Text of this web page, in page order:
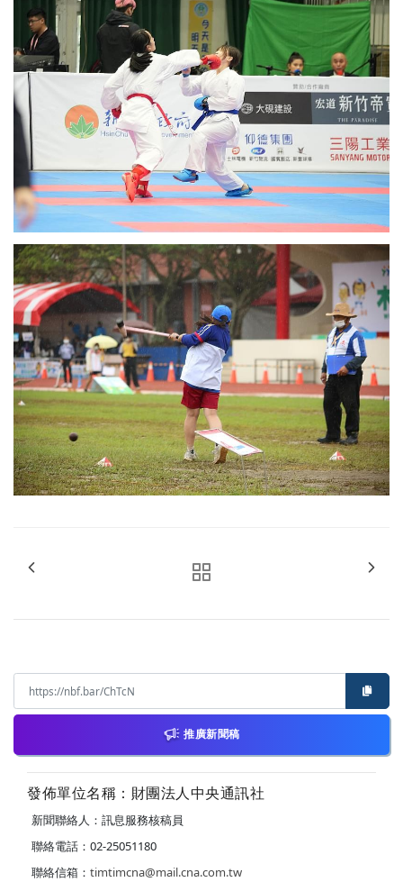
推廣新聞稿
發佈單位名稱：財團法人中央通訊社
新聞聯絡人：訊息服務核稿員
聯絡電話：02-25051180
聯絡信箱： timtimcna@mail.cna.com.tw